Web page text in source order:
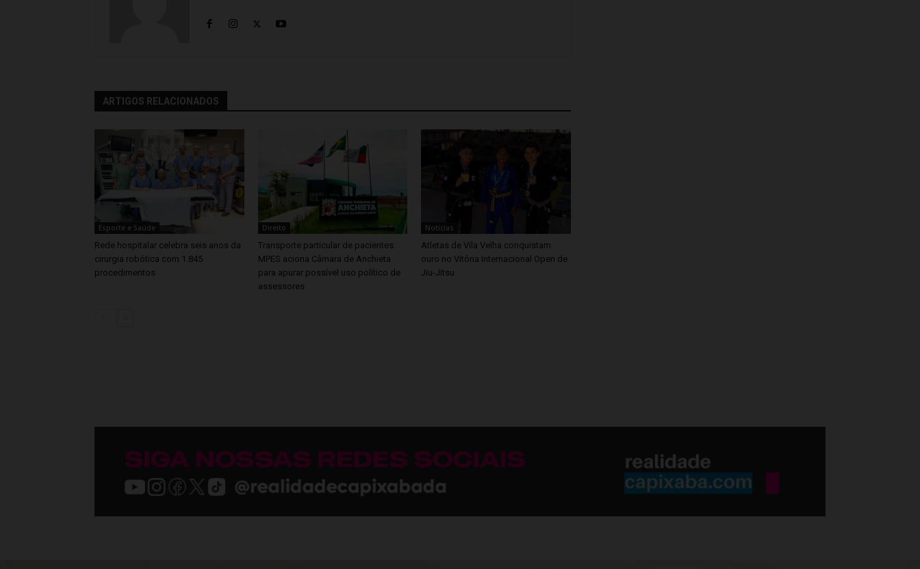
ARTIGOS RELACIONADOS
Esporte e Saúde
Rede hospitalar celebra seis anos da
cirurgia robótica com 1.845
procedimentos
Direito
Transporte particular de pacientes:
MPES aciona Câmara de Anchieta
para apurar possível uso político de
assessores
Noticias
Atletas de Vila Velha conquistam
ouro no Vitória Internacional Open de
Jiu-Jitsu